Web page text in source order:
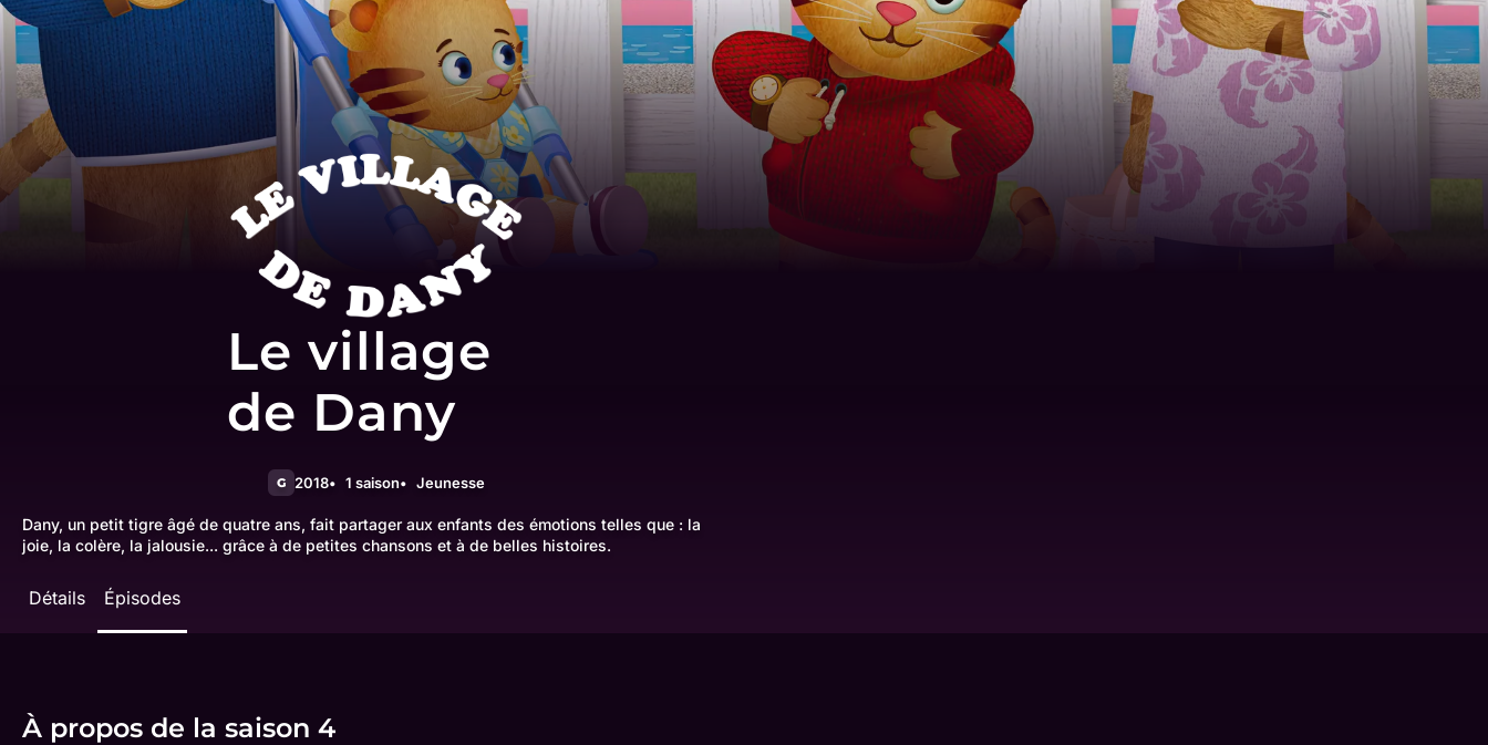
Le village
de Dany
G 2018 1 saison Jeunesse
Dany, un petit tigre âgé de quatre ans, fait partager aux enfants des émotions telles que : la
joie, la colère, la jalousie... grâce à de petites chansons et à de belles histoires.
Détails Épisodes
À propos de la saison 4